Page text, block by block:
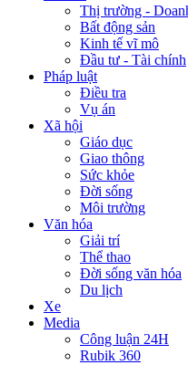
Thị trường -
Bất động sản
Kinh tế vĩ mô
Đầu tư - Tài chính
Pháp luật
Điều tra
Vụ án
Xã hội
Giáo dục
Giao thông
Sức khỏe
Đời sống
Môi trường
Văn hóa
Giải trí
Thể thao
Đời sống văn hóa
Du lịch
Xe
Media
Công luận 24H
Rubik 360